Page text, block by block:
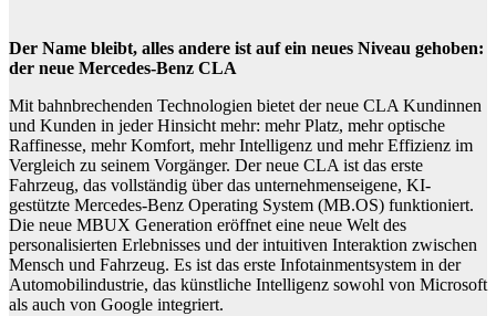
Der Name bleibt, alles andere ist auf ein neues Niveau gehoben:
der neue Mercedes-Benz CLA
Mit bahnbrechenden Technologien bietet der neue CLA Kundinnen
und Kunden in jeder Hinsicht mehr: mehr Platz, mehr optische
Raffinesse, mehr Komfort, mehr Intelligenz und mehr Effizienz im
Vergleich zu seinem Vorgänger. Der neue CLA ist das erste
Fahrzeug, das vollständig über das unternehmenseigene, KI-
gestützte Mercedes-Benz Operating System (MB.OS) funktioniert.
Die neue MBUX Generation eröffnet eine neue Welt des
personalisierten Erlebnisses und der intuitiven Interaktion zwischen
Mensch und Fahrzeug. Es ist das erste Infotainmentsystem in der
Automobilindustrie, das künstliche Intelligenz sowohl von Microsoft
als auch von Google integriert.